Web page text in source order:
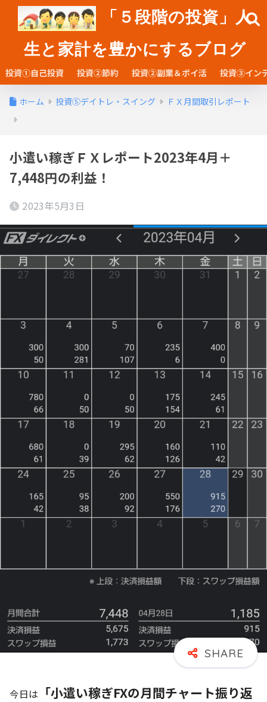
「５段階の投資」人
生と家計を豊かにするブログ
投資①自己投資 投資②節約 投資②副業＆ポイ活 投資③イン
ホーム 投資⑤デイトレ・スイング ＦＸ月間取引レポート
小遣い稼ぎＦＸレポート2023年4月＋
7,448円の利益！
2023年5月3日
今日は 「小遣い稼ぎFXの月間チャート振り返